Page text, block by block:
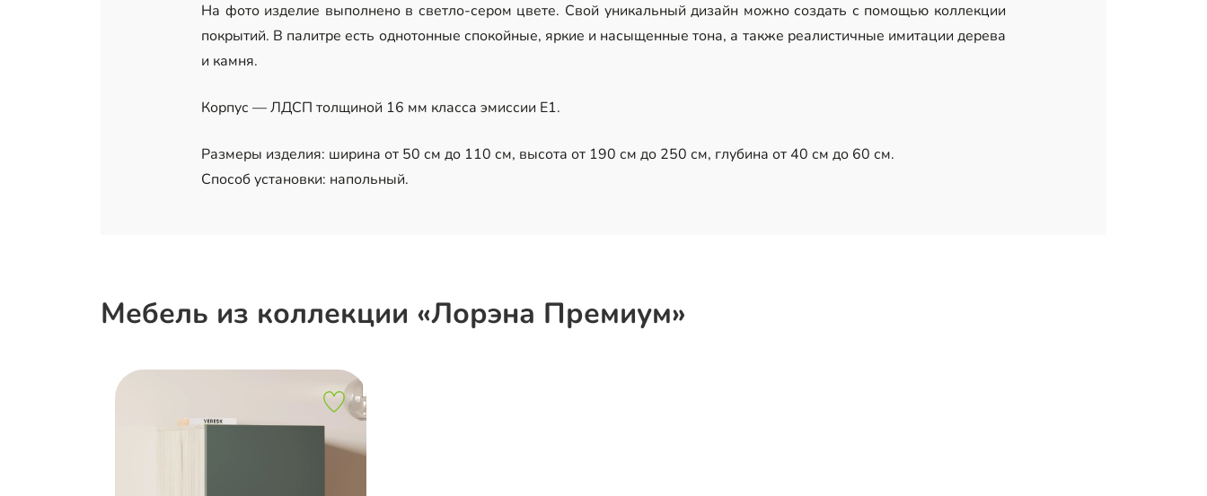
На фото изделие выполнено в светло-сером цвете. Свой уникальный дизайн можно создать с помощью коллекции
покрытий. В палитре есть однотонные спокойные, яркие и насыщенные тона, а также реалистичные имитации дерева
и камня.
Корпус — ЛДСП толщиной 16 мм класса эмиссии Е1.
Размеры изделия: ширина от 50 см до 110 см, высота от 190 см до 250 см, глубина от 40 см до 60 см.
Способ установки: напольный.
Мебель из коллекции «Лорэна Премиум»